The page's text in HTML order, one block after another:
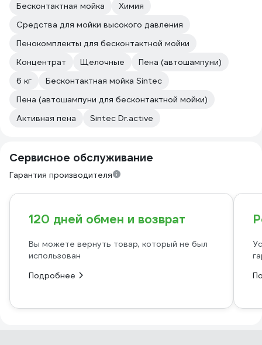
Бесконтактная мойка
Химия
Средства для мойки высокого давления
Пенокомплекты для бесконтактной мойки
Концентрат
Щелочные
Пена (автошампуни)
6 кг
Бесконтактная мойка Sintec
Пена (автошампуни для бесконтактной мойки)
Активная пена
Sintec Dr.active
Сервисное обслуживание
Гарантия производителя
120 дней обмен и возврат
Вы можете вернуть товар, который не был
использован
Подробнее